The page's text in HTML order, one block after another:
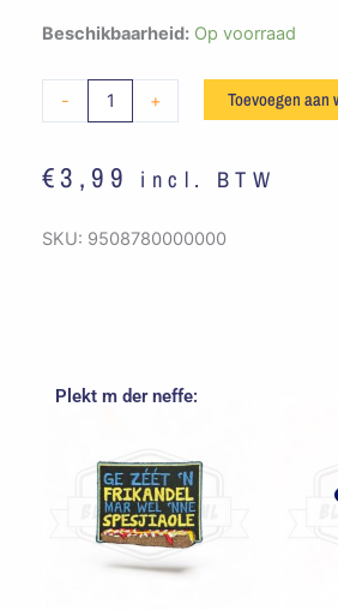
Beschikbaarheid: Op voorraad
-
Embleem
/
Groot
+ Toevoegen aan
€3,99 incl. BTW
SKU: 9508780000000
Plekt m der neffe:
Oorspronkelijke
€7,99.
Huidige
€5,99.